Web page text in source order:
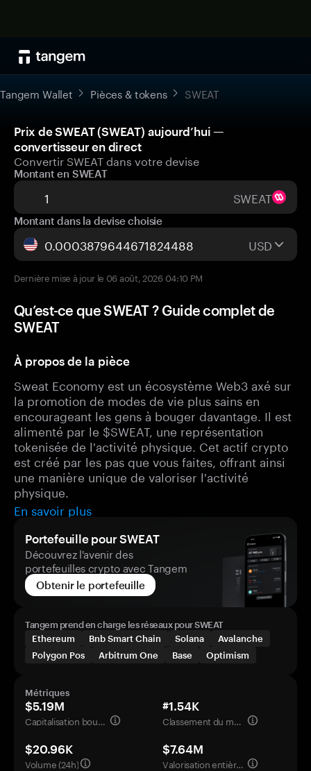
Tangem Wallet Pièces & tokens SWEAT
Prix de SWEAT (SWEAT) aujourd’hui —
convertisseur en direct
Convertir SWEAT dans votre devise
Montant en SWEAT
SWEAT
Montant dans la devise choisie
USD
Dernière mise à jour le 06 août, 2026 04:10 PM
Qu’est-ce que SWEAT ? Guide complet de
SWEAT
À propos de la pièce
Sweat Economy est un écosystème Web3 axé sur
la promotion de modes de vie plus sains en
encourageant les gens à bouger davantage. Il est
alimenté par le $SWEAT, une représentation
tokenisée de l'activité physique. Cet actif crypto
est créé par les pas que vous faites, offrant ainsi
une manière unique de valoriser l'activité
physique.
En savoir plus
Portefeuille pour SWEAT
Découvrez l'avenir des
portefeuilles crypto avec Tangem
Obtenir le portefeuille
Tangem prend en charge les réseaux pour SWEAT
Ethereum
Bnb Smart Chain Solana
Avalanche
Polygon Pos
Arbitrum One Base Optimism
Métriques
$5.19M
Capitalisation boursière
#1.54K
Classement du marché
$20.96K
Volume (24h)
$7.64M
Valorisation entièrement diluée